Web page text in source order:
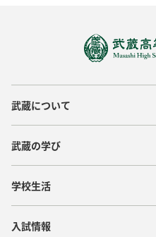
武蔵について
武蔵の学び
学校生活
入試情報